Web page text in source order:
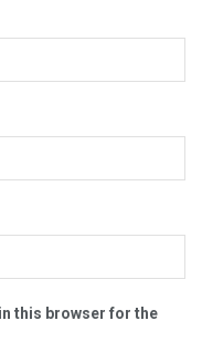
this browser for the